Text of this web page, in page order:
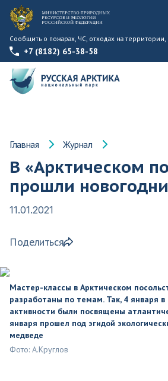
Сообщить о пожарах, ЧС, отходах на
+7 (8182) 65-38-58
Главная Журнал
В «Арктическом
прошли
11.01.2021
Поделиться
Мастер-классы в Арктическом
разработаны по темам. Так, 4 января в
активности были посвящены
января прошел под эгидой
медведе
Фото: А.Круглов